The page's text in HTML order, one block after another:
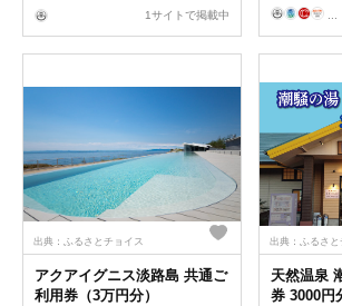
1サイトで掲載中
出典：ふるさとチョイス
アクアイグニス淡路島 共通ご
利用券（3万円分）
出典：ふるさと
天然温泉
券 3000円